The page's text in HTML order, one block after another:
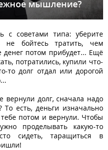
мышление?
с советами типа: уберите
не бойтесь тратить, чем
потом прибудет... Ещё
потратились, купили что-
то долг отдал или дорогой
вернули долг, сначала надо
То есть, деньги изначально
потом и вернули. Чтобы
проделывать какую-то
сидеть, таращиться в